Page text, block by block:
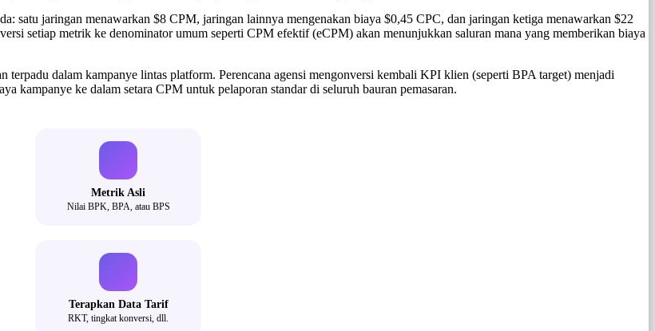
satu jaringan menawarkan $8 CPM, jaringan lainnya mengenakan biaya $0,45 CPC, dan jaringan ketiga menawarkan $22
setiap metrik ke denominator umum seperti CPM efektif (eCPM) akan menunjukkan saluran mana yang memberikan biaya
terpadu dalam kampanye lintas platform. Perencana agensi mengonversi kembali KPI klien (seperti BPA target) menjadi
kampanye ke dalam setara CPM untuk pelaporan standar di seluruh bauran pemasaran.
Metrik Asli
Nilai BPK, BPA, atau BPS
Terapkan Data Tarif
RKT, tingkat konversi, dll.